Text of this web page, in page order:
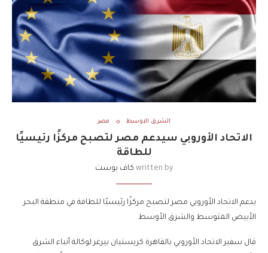
الشرق الاوسط مصر
الاتحاد الأوروبي سيدعم مصر لتصبح مركزًا رئيسيًا
للطاقة
written by كاف بوست
يدعم الاتحاد الأوروبي مصر لتصبح مركزًا رئيسيًا للطاقة في منطقة البحر
الأبيض المتوسط ​​والشرق الأوسط
قال سفير الاتحاد الأوروبي بالقاهرة كريستيان بيرغر لوكالة أنباء الشرق